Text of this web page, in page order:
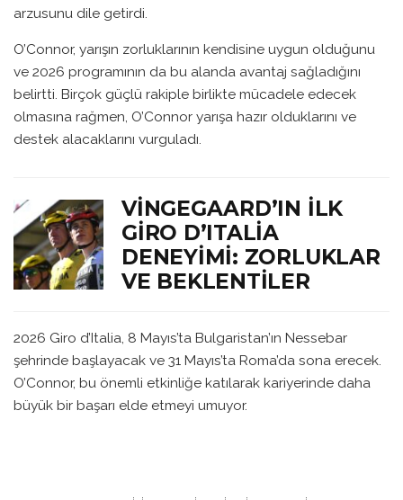
arzusunu dile getirdi.
O’Connor, yarışın zorluklarının kendisine uygun olduğunu
ve 2026 programının da bu alanda avantaj sağladığını
belirtti. Birçok güçlü rakiple birlikte mücadele edecek
olmasına rağmen, O’Connor yarışa hazır olduklarını ve
destek alacaklarını vurguladı.
VINGEGAARD’IN İLK
GIRO D’ITALIA
DENEYIMI: ZORLUKLAR
VE BEKLENTILER
2026 Giro d’Italia, 8 Mayıs’ta Bulgaristan’ın Nessebar
şehrinde başlayacak ve 31 Mayıs’ta Roma’da sona erecek.
O’Connor, bu önemli etkinliğe katılarak kariyerinde daha
büyük bir başarı elde etmeyi umuyor.